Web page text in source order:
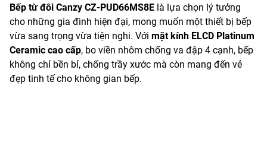
Bếp từ đôi Canzy CZ-PUD66MS8E là lựa chọn lý tưởng
cho những gia đình hiện đại, mong muốn một thiết bị bếp
vừa sang trọng vừa tiện nghi. Với mặt kính ELCD Platinum
Ceramic cao cấp, bo viền nhôm chống va đập 4 cạnh, bếp
không chỉ bền bỉ, chống trầy xước mà còn mang đến vẻ
đẹp tinh tế cho không gian bếp.